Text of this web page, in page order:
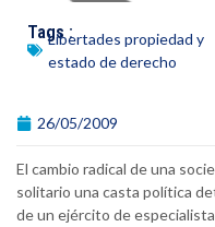
Tags :
Libertades propiedad y
estado de derecho
26/05/2009
El cambio radical de una
solitario una casta política
de un ejército de